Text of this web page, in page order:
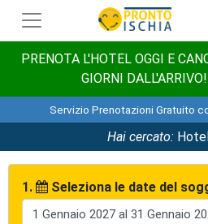
PRENOTA L'HOTEL OGGI E
GIORNI DALL'ARRIVO!
Servizio Prenotazioni Gratuito
Hai cercato:
1. Seleziona le date del